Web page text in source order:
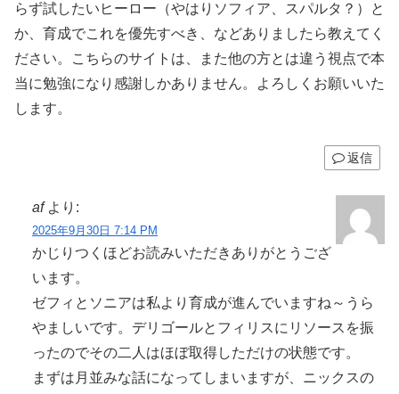
らず試したいヒーロー（やはりソフィア、スパルタ？）と
か、育成でこれを優先すべき、などありましたら教えてく
ださい。こちらのサイトは、また他の方とは違う視点で本
当に勉強になり感謝しかありません。よろしくお願いいた
します。
返信
af より:
2025年9月30日 7:14 PM
かじりつくほどお読みいただきありがとうござ
います。
ゼフィとソニアは私より育成が進んでいますね～うら
やましいです。デリゴールとフィリスにリソースを振
ったのでその二人はほぼ取得しただけの状態です。
まずは月並みな話になってしまいますが、ニックスの